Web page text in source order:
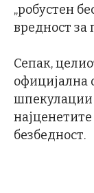
„робустен
вредност за
Сепак,
официјална
шпекулации
безбедност.